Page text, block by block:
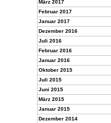
März 2017
Februar 2017
Januar 2017
Dezember 2016
Juli 2016
Februar 2016
Januar 2016
Oktober 2015
Juli 2015
Juni 2015
März 2015
Januar 2015
Dezember 2014